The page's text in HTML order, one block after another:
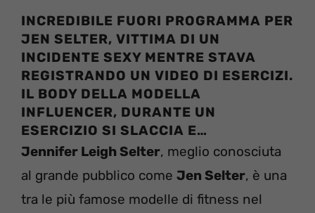
INCREDIBILE FUORI PROGRAMMA PER
JEN SELTER, VITTIMA DI UN
INCIDENTE SEXY MENTRE STAVA
REGISTRANDO UN VIDEO DI ESERCIZI.
IL BODY DELLA MODELLA
INFLUENCER, DURANTE UN
ESERCIZIO SI SLACCIA E…
Jennifer Leigh Selter, meglio conosciuta
al grande pubblico come Jen Selter, è una
tra le più famose modelle di fitness nel